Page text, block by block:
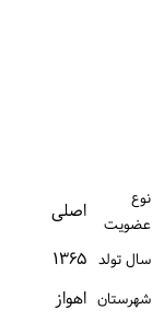
نوع
عضویت
اصلی
سال تولد ۱۳۶۵
شهرستان اهواز